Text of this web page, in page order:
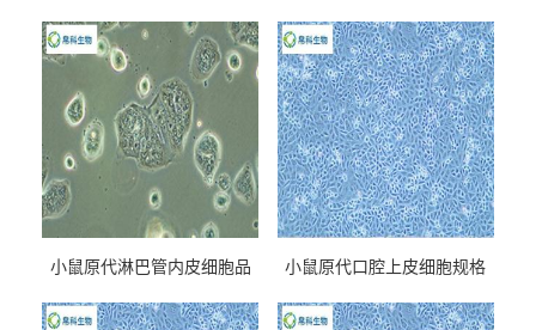
小鼠原代淋巴管内皮细胞品
小鼠原代口腔上皮细胞规格